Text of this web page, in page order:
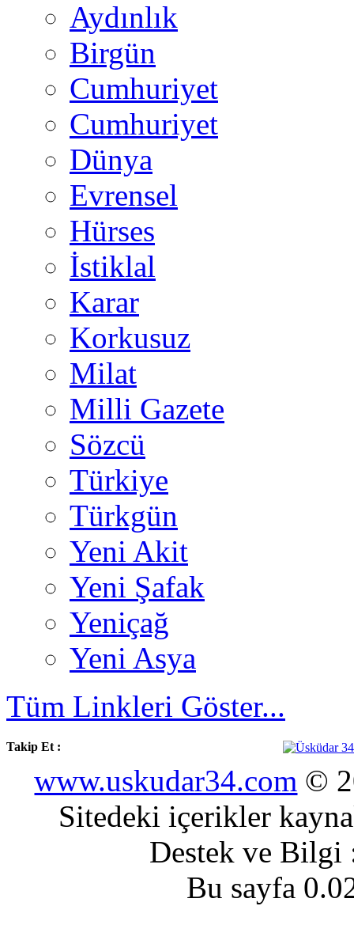
Aydınlık
Birgün
Cumhuriyet
Cumhuriyet
Dünya
Evrensel
Hürses
İstiklal
Karar
Korkusuz
Milat
Milli Gazete
Sözcü
Türkiye
Türkgün
Yeni Akit
Yeni Şafak
Yeniçağ
Yeni Asya
Tüm Linkleri Göster...
Takip Et :
www.uskudar34.com ©
Sitedeki içerikler
Destek ve
Bu sayfa